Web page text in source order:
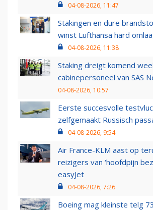
04-08-2026, 11:47
Stakingen en dure
winst Lufthansa hard
04-08-2026, 11:38
Staking dreigt komend
cabinepersoneel van SAS
04-08-2026, 10:57
Eerste succesvolle
zelfgemaakt Russisch
04-08-2026, 9:54
Air France-KLM aast op
reizigers van ‘hoofdpijn
easyJet
04-08-2026, 7:26
Boeing mag kleinste telg